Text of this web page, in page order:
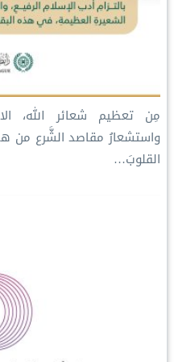
مِن تعظيم شعائر الله،
واستشعارُ مقاصد الشَّرع من
القلوبَ…